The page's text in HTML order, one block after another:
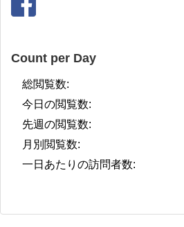
Count per Day
総閲覧数:
今日の閲覧数:
先週の閲覧数:
月別閲覧数:
一日あたりの訪問者数: